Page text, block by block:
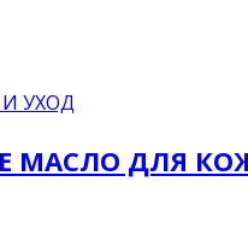
УХОД
ДЛЯ